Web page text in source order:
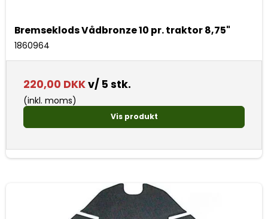
Bremseklods Vådbronze 10 pr. traktor 8,75"
1860964
220,00 DKKv/ 5 stk.
(inkl. moms)
Vis produkt